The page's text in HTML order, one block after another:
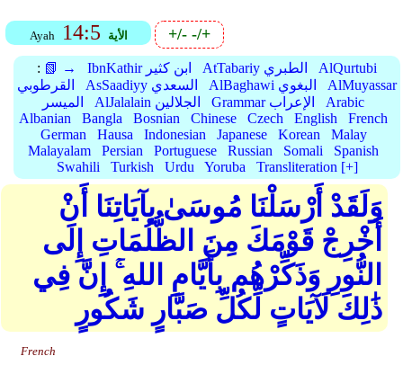
Ayah 14:5 الأية +/--/+
: 📗 → IbnKathir ابن كثير AtTabariy الطبري
AlQurtubi
القرطوبي
AsSaadiyy السعدي AlBaghawi البغوي
AlMuyassar
الميسر
AlJalalain الجلالين Grammar الإعراب
Arabic
Albanian
Bangla Bosnian Chinese Czech English
French
German
Hausa Indonesian Japanese Korean
Malay
Malayalam
Persian Portuguese Russian Somali
Spanish
Swahili
Turkish Urdu Yoruba Transliteration [+]
وَلَقَدْ أَرْسَلْنَا مُوسَىٰ بِآيَاتِنَا أَنْ
أَخْرِجْ قَوْمَكَ مِنَ الظُّلُمَاتِ إِلَى
النُّورِ وَذَكِّرْهُم بِأَيَّامِ اللهِ ۚ إِنَّ فِي
ذَٰلِكَ لَآيَاتٍ لِّكُلِّ صَبَّارٍ شَكُورٍ
French